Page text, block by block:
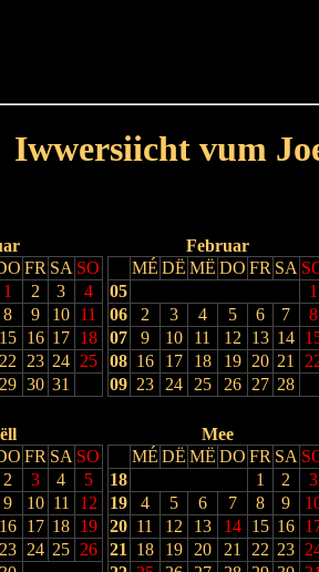
Iwwersiicht vum
FR SA SO
1 2 3
4
8 9 10 11
15 16 17 18
22 23 24 25
29 30 31
Februar
MÉ DË MË DO FR SA
05
1
06
2 3 4 5 6 7
8
07
9 10 11 12 13 14
08 16 17 18 19 20 21
09 23 24 25 26 27 28
FR SA SO
2 3 4
5
9 10 11
12
16 17 18 19
23 24 25 26
Mee
MÉ DË MË DO FR SA
18
1 2
3
19
4 5 6 7 8 9
20 11 12 13 14 15 16
21
18 19 20 21 22 23